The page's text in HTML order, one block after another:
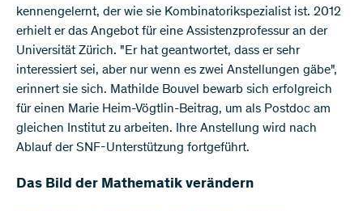
kennengelernt, der wie sie Kombinatorikspezialist ist. 2012
erhielt er das Angebot für eine Assistenzprofessur an der
Universität Zürich. "Er hat geantwortet, dass er sehr
interessiert sei, aber nur wenn es zwei Anstellungen gäbe",
erinnert sie sich. Mathilde Bouvel bewarb sich erfolgreich
für einen Marie Heim-Vögtlin-Beitrag, um als Postdoc am
gleichen Institut zu arbeiten. Ihre Anstellung wird nach
Ablauf der SNF-Unterstützung fortgeführt.
Das Bild der Mathematik verändern